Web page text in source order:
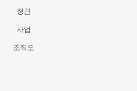
정관
사업
조직도